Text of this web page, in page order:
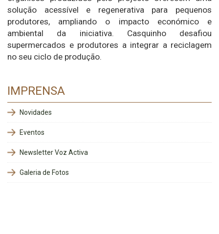
solução acessível e regenerativa para pequenos
produtores, ampliando o impacto económico e
ambiental da iniciativa. Casquinho desafiou
supermercados e produtores a integrar a reciclagem
no seu ciclo de produção.
IMPRENSA
Novidades
Eventos
Newsletter Voz Activa
Galeria de Fotos